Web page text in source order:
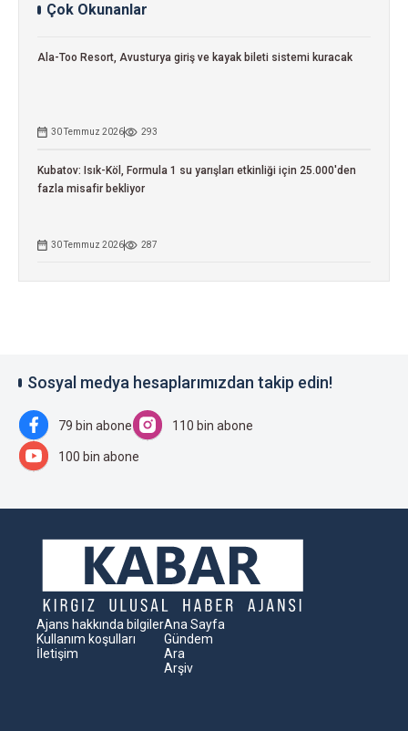
Çok Okunanlar
Ala-Too Resort, Avusturya giriş ve kayak bileti sistemi kuracak
30 Temmuz 2026 293
Kubatov: Isık-Köl, Formula 1 su yarışları etkinliği için 25.000'den
fazla misafir bekliyor
30 Temmuz 2026 287
Sosyal medya hesaplarımızdan takip edin!
79 bin abone 110 bin abone
100 bin abone
Ajans hakkında bilgiler
Kullanım koşulları
İletişim
Ana Sayfa
Gündem
Ara
Arşiv